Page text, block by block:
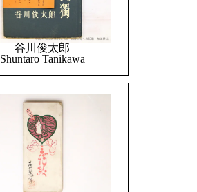
谷川俊太郎
Shuntaro Tanikawa